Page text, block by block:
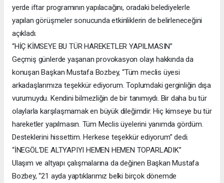
yerde iftar programının yapılacağını, oradaki belediyelerle
yapılan görüşmeler sonucunda etkinliklerin de belirleneceğini
açıkladı.
“HİÇ KİMSEYE BU TÜR HAREKETLER YAPILMASIN”
Geçmiş günlerde yaşanan provokasyon olayı hakkında da
konuşan Başkan Mustafa Bozbey, “Tüm meclis üyesi
arkadaşlarımıza teşekkür ediyorum. Toplumdaki gerginliğin dışa
vurumuydu. Kendini bilmezliğin de bir tanımıydı. Bir daha bu tür
olaylarla karşılaşmamak en büyük dileğimdir. Hiç kimseye bu tür
hareketler yapılmasın. Tüm Meclis üyelerini yanımda gördüm.
Desteklerini hissettim. Herkese teşekkür ediyorum” dedi.
“İNEGÖL’DE ALTYAPIYI HEMEN HEMEN TOPARLADIK”
Ulaşım ve altyapı çalışmalarına da değinen Başkan Mustafa
Bozbey, “21 ayda yaptıklarımız belki birçok dönemde